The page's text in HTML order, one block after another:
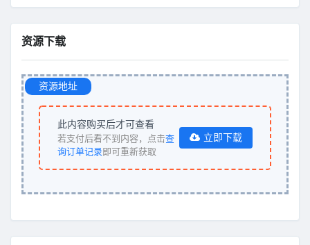
资源下载
资源地址
此内容购买后才可查看
若支付后看不到内容，点击查
询订单记录即可重新获取
立即下载